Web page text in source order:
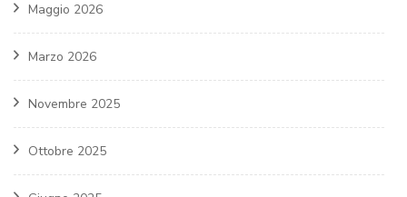
Maggio 2026
Marzo 2026
Novembre 2025
Ottobre 2025